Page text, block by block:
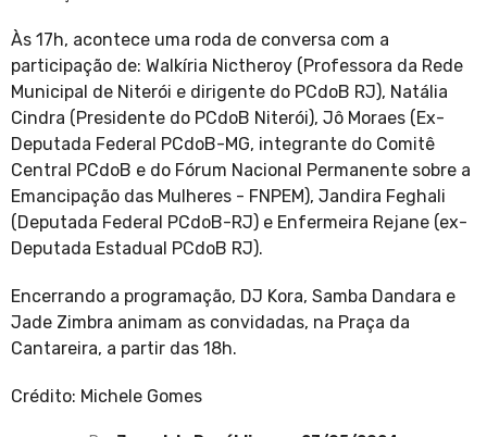
Às 17h, acontece uma roda de conversa com a
participação de: Walkíria Nictheroy (Professora da Rede
Municipal de Niterói e dirigente do PCdoB RJ), Natália
Cindra (Presidente do PCdoB Niterói), Jô Moraes (Ex-
Deputada Federal PCdoB-MG, integrante do Comitê
Central PCdoB e do Fórum Nacional Permanente sobre a
Emancipação das Mulheres - FNPEM), Jandira Feghali
(Deputada Federal PCdoB-RJ) e Enfermeira Rejane (ex-
Deputada Estadual PCdoB RJ).
Encerrando a programação, DJ Kora, Samba Dandara e
Jade Zimbra animam as convidadas, na Praça da
Cantareira, a partir das 18h.
Crédito: Michele Gomes